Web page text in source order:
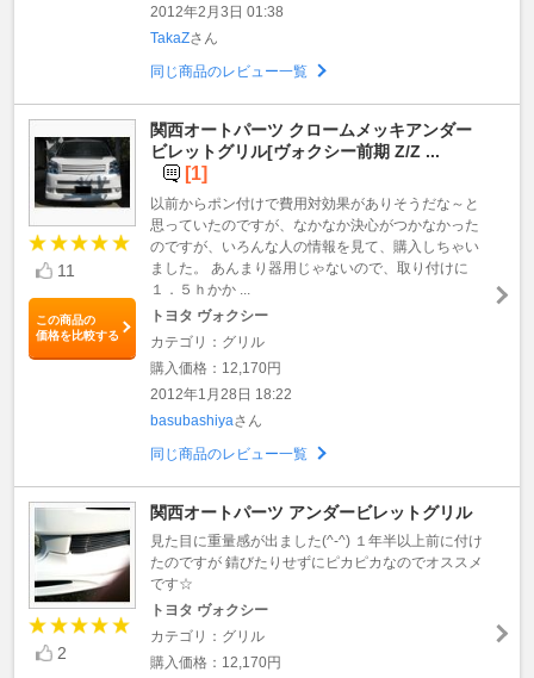
2012年2月3日 01:38
TakaZさん
同じ商品のレビュー一覧
11
この商品の
価格を比較する
関西オートパーツ クロームメッキアンダー
ビレットグリル[ヴォクシー前期 Z/Z ...
[1]
以前からポン付けで費用対効果がありそうだな～と
思っていたのですが、なかなか決心がつかなかった
のですが、いろんな人の情報を見て、購入しちゃい
ました。 あんまり器用じゃないので、取り付けに
１．５ｈかか ...
トヨタ ヴォクシー
カテゴリ：グリル
購入価格：12,170円
2012年1月28日 18:22
basubashiyaさん
同じ商品のレビュー一覧
2
関西オートパーツ アンダービレットグリル
見た目に重量感が出ました(^-^) １年半以上前に付け
たのですが 錆びたりせずにピカピカなのでオススメ
です☆
トヨタ ヴォクシー
カテゴリ：グリル
購入価格：12,170円